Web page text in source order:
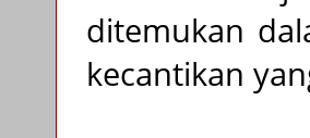
ditemukan
kecantikan